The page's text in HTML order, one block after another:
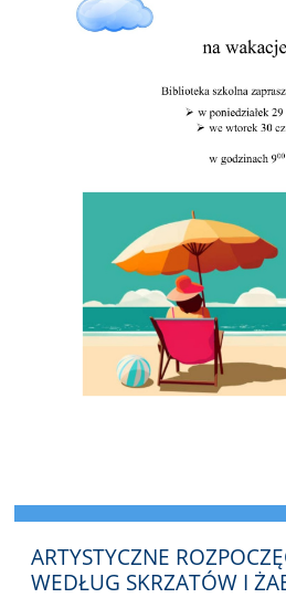
ARTYSTYCZNE
WEDŁUG SKRZATÓW I